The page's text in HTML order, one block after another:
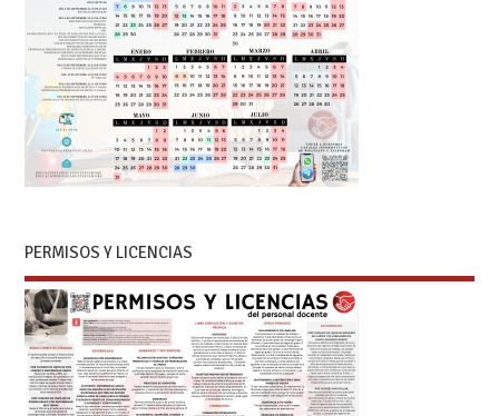
PERMISOS Y LICENCIAS